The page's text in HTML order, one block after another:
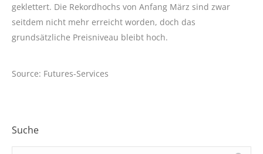
geklettert. Die Rekordhochs von Anfang März sind zwar
seitdem nicht mehr erreicht worden, doch das
grundsätzliche Preisniveau bleibt hoch.
Source: Futures-Services
Suche